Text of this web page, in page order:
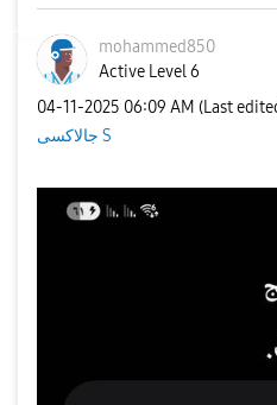
mohammed850
Active Level 6
‎04-11-2025 06:09 AM (Last
جالاكسى S